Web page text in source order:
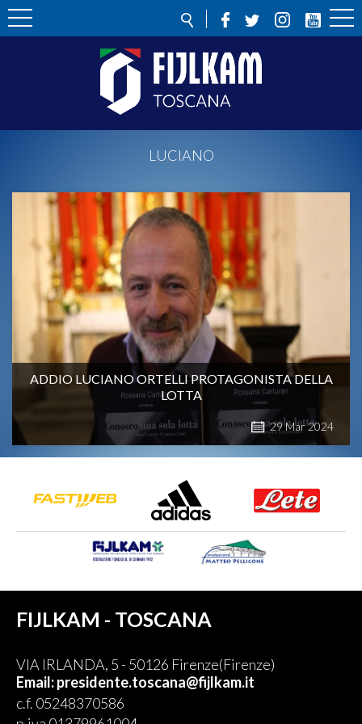
LUCIANO
ADDIO LUCIANO ORTELLI PROTAGONISTA DELLA
LOTTA
29Mar2024
FIJLKAM - TOSCANA
VIA IRLANDA, 5 - 50126 Firenze(Firenze)
Email: presidente.toscana@fijlkam.it
c.f. 05248370586